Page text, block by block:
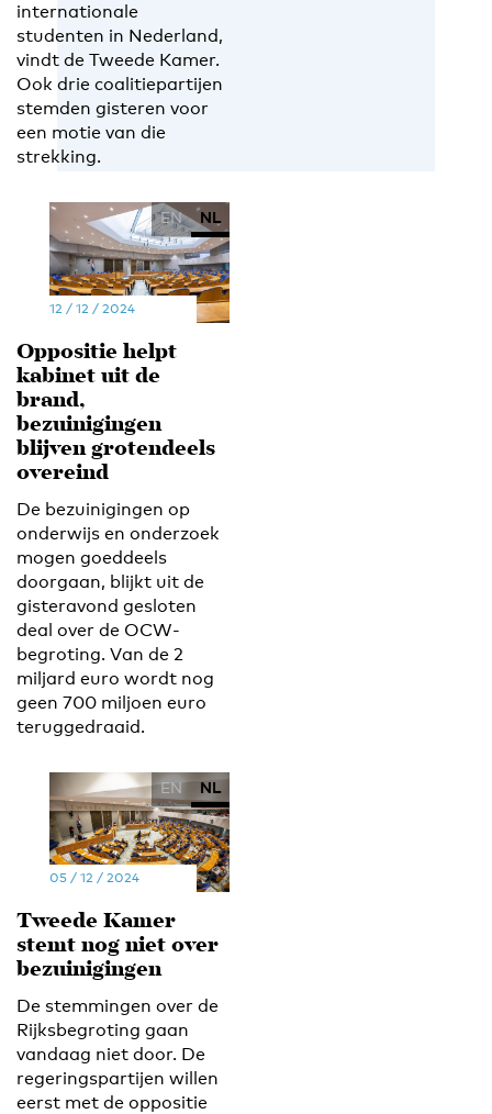
internationale
studenten in Nederland,
vindt de Tweede Kamer.
Ook drie coalitiepartijen
stemden gisteren voor
een motie van die
strekking.
EN NL
12 / 12 / 2024
Oppositie helpt
kabinet uit de
brand,
bezuinigingen
blijven grotendeels
overeind
De bezuinigingen op
onderwijs en onderzoek
mogen goeddeels
doorgaan, blijkt uit de
gisteravond gesloten
deal over de OCW-
begroting. Van de 2
miljard euro wordt nog
geen 700 miljoen euro
teruggedraaid.
EN NL
05 / 12 / 2024
Tweede Kamer
stemt nog niet over
bezuinigingen
De stemmingen over de
Rijksbegroting gaan
vandaag niet door. De
regeringspartijen willen
eerst met de oppositie